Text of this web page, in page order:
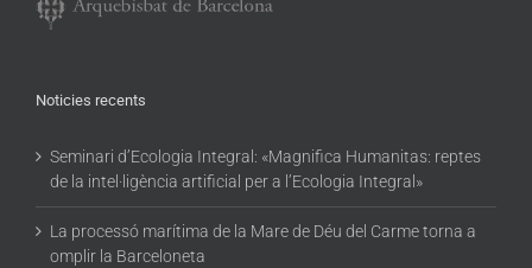
Noticies recents
Seminari d’Ecologia Integral: «Magnifica Humanitas: reptes
de la intel·ligència artificial per a l’Ecologia Integral»
La processó marítima de la Mare de Déu del Carme torna a
omplir la Barceloneta